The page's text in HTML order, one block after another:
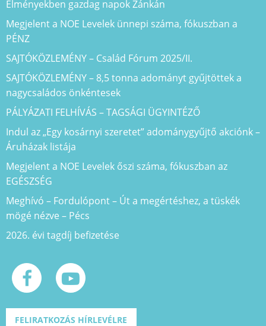
Élményekben gazdag napok Zánkán
Megjelent a NOE Levelek ünnepi száma, fókuszban a
PÉNZ
SAJTÓKÖZLEMÉNY – Család Fórum 2025/II.
SAJTÓKÖZLEMÉNY – 8,5 tonna adományt gyűjtöttek a
nagycsaládos önkéntesek
PÁLYÁZATI FELHÍVÁS – TAGSÁGI ÜGYINTÉZŐ
Indul az „Egy kosárnyi szeretet” adománygyűjtő akciónk –
Áruházak listája
Megjelent a NOE Levelek őszi száma, fókuszban az
EGÉSZSÉG
Meghívó – Fordulópont – Út a megértéshez, a tüskék
mögé nézve – Pécs
2026. évi tagdíj befizetése
FELIRATKOZÁS HÍRLEVÉLRE